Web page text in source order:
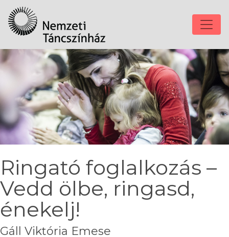
Ringató foglalkozás –
Vedd ölbe, ringasd,
énekelj!
Gáll Viktória Emese